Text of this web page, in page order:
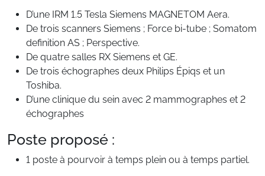
D’une IRM 1.5 Tesla Siemens MAGNETOM Aera.
De trois scanners Siemens ; Force bi-tube ; Somatom
definition AS ; Perspective.
De quatre salles RX Siemens et GE.
De trois échographes deux Philips Épiqs et un
Toshiba.
D’une clinique du sein avec 2 mammographes et 2
échographes
Poste proposé :
1 poste à pourvoir à temps plein ou à temps partiel.